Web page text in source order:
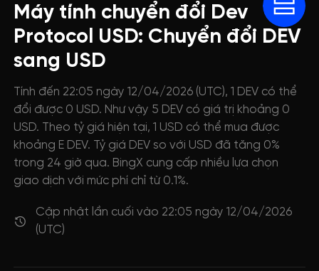
Máy tính chuyển đổi Dev
Protocol USD: Chuyển đổi DEV
sang USD
Tính đến 22:05 ngày 12/04/2026 (UTC), 1 DEV có thể
đổi được 0 USD. Như vậy 5 DEV có giá trị khoảng 0
USD. Theo tỷ giá hiện tại, 1 USD có thể mua được
khoảng E DEV. Tỷ giá DEV so với USD đã tăng 0%
trong 24 giờ qua. BingX cung cấp nhiều lựa chọn
giao dịch với mức phí chỉ từ 0.1%.
Cập nhật lần cuối vào 22:05 ngày 12/04/2026
(UTC)